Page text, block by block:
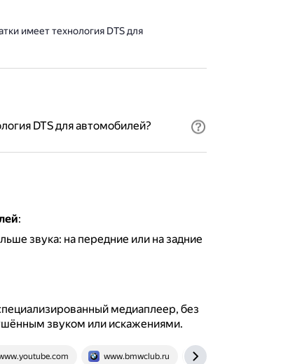
имеет технология DTS для
DTS для автомобилей?
:
звука: на передние или на задние
медиаплеер, без
звуком или искажениями.
www.bmwclub.ru